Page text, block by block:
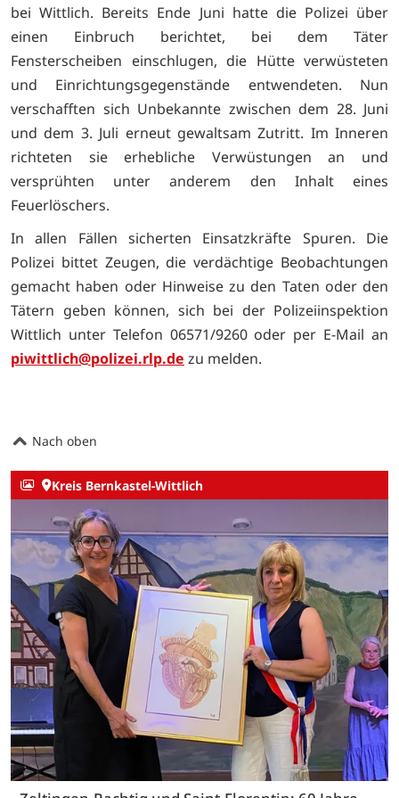
bei Wittlich. Bereits Ende Juni hatte die Polizei über
einen Einbruch berichtet, bei dem Täter
Fensterscheiben einschlugen, die Hütte verwüsteten
und Einrichtungsgegenstände entwendeten. Nun
verschafften sich Unbekannte zwischen dem 28. Juni
und dem 3. Juli erneut gewaltsam Zutritt. Im Inneren
richteten sie erhebliche Verwüstungen an und
versprühten unter anderem den Inhalt eines
Feuerlöschers.
In allen Fällen sicherten Einsatzkräfte Spuren. Die
Polizei bittet Zeugen, die verdächtige Beobachtungen
gemacht haben oder Hinweise zu den Taten oder den
Tätern geben können, sich bei der Polizeiinspektion
Wittlich unter Telefon 06571/9260 oder per E-Mail an
piwittlich@polizei.rlp.de zu melden.
Nach oben
Kreis Bernkastel-Wittlich